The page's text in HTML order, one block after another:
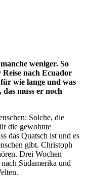
weniger. So
nach Ecuador
wie lange und was
muss er noch
Solche, die
die gewohnte
das Quatsch ist und es
gibt. Christoph
Drei Wochen
Südamerika und